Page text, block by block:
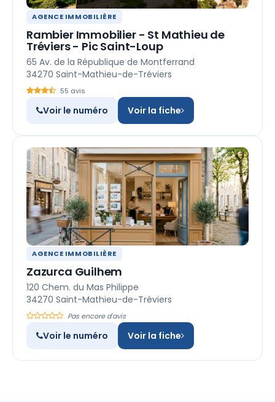
AGENCE IMMOBILIÈRE
Rambier Immobilier - St Mathieu de
Tréviers - Pic Saint-Loup
65 Av. de la République de Montferrand
34270 Saint-Mathieu-de-Tréviers
55 avis
Voir le numéro Voir la fiche
AGENCE IMMOBILIÈRE
Zazurca Guilhem
120 Chem. du Mas Philippe
34270 Saint-Mathieu-de-Tréviers
Pas encore d'avis
Voir le numéro Voir la fiche